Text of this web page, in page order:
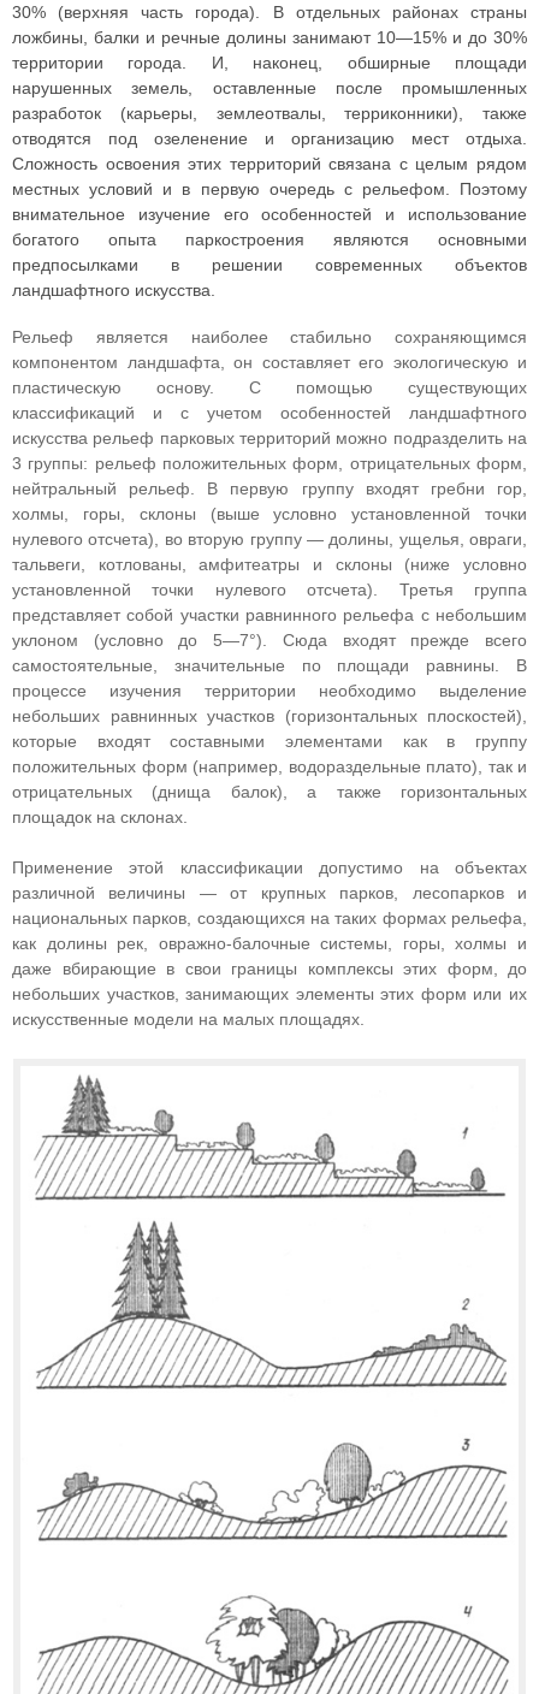
30% (верхняя часть города). В отдельных районах страны
ложбины, балки и речные долины занимают 10—15% и до 30%
территории города. И, наконец, обширные площади
нарушенных земель, оставленные после промышленных
разработок (карьеры, землеотвалы, терриконники), также
отводятся под озеленение и организацию мест отдыха.
Сложность освоения этих территорий связана с целым рядом
местных условий и в первую очередь с рельефом. Поэтому
внимательное изучение его особенностей и использование
богатого опыта паркостроения являются основными
предпосылками в решении современных объектов
ландшафтного искусства.
Рельеф является наиболее стабильно сохраняющимся
компонентом ландшафта, он составляет его экологическую и
пластическую основу. С помощью существующих
классификаций и с учетом особенностей ландшафтного
искусства рельеф парковых территорий можно подразделить на
3 группы: рельеф положительных форм, отрицательных форм,
нейтральный рельеф. В первую группу входят гребни гор,
холмы, горы, склоны (выше условно установленной точки
нулевого отсчета), во вторую группу — долины, ущелья, овраги,
тальвеги, котлованы, амфитеатры и склоны (ниже условно
установленной точки нулевого отсчета). Третья группа
представляет собой участки равнинного рельефа с небольшим
уклоном (условно до 5—7°). Сюда входят прежде всего
самостоятельные, значительные по площади равнины. В
процессе изучения территории необходимо выделение
небольших равнинных участков (горизонтальных плоскостей),
которые входят составными элементами как в группу
положительных форм (например, водораздельные плато), так и
отрицательных (днища балок), а также горизонтальных
площадок на склонах.
Применение этой классификации допустимо на объектах
различной величины — от крупных парков, лесопарков и
национальных парков, создающихся на таких формах рельефа,
как долины рек, овражно-балочные системы, горы, холмы и
даже вбирающие в свои границы комплексы этих форм, до
небольших участков, занимающих элементы этих форм или их
искусственные модели на малых площадях.